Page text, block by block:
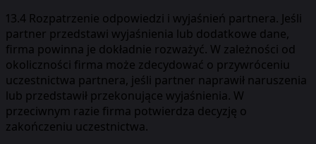
13.4 Rozpatrzenie odpowiedzi i wyjaśnień partnera. Jeśli
partner przedstawi wyjaśnienia lub dodatkowe dane,
firma powinna je dokładnie rozważyć. W zależności od
okoliczności firma może zdecydować o przywróceniu
uczestnictwa partnera, jeśli partner naprawił naruszenia
lub przedstawił przekonujące wyjaśnienia. W
przeciwnym razie firma potwierdza decyzję o
zakończeniu uczestnictwa.